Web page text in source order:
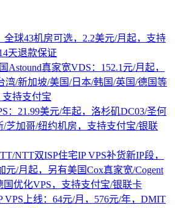
全球43机房可选，2.2美元/月起，支持
天退款保证
Astound真家宽VDS：152.1元/月起，
湾/新加坡/美国/日本/韩国/英国/德国等
持支付宝
：21.99美元/年起，洛杉矶DC03/圣何
/芝加哥/纽约机房，支持支付宝/银联
NTT双ISP住宅IP VPS补货新IP段，
元/月起，另有美国Cox真家宽/Cogent
国优化VPS，支持支付宝/银联卡
VPS上线：64元/月，576元/年，DMIT